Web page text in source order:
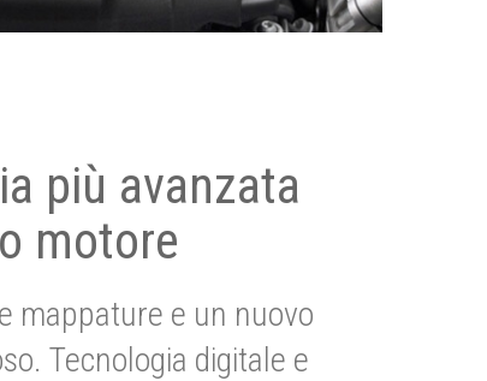
più avanzata
motore
mappature e un nuovo
Tecnologia digitale e